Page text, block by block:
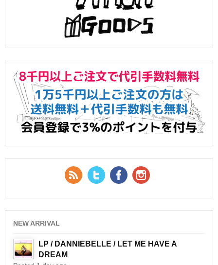
RSS Feed
Twitter Facebook
NEW ARRIVAL
LP / DANNIEBELLE / LET ME HAVE A
DREAM